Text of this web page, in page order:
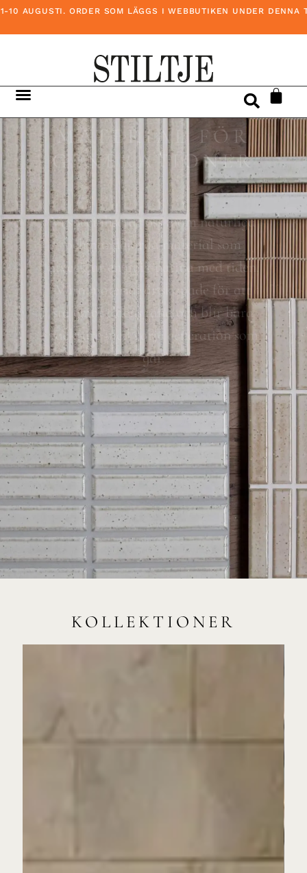
ORDER SOM LÄGGS I WEBBUTIKEN UNDER DENNA TID
MATERIAL FÖR
GENERATIONER
Vi specialiserar oss inom naturliga
och handgjorda material som
utvecklar en unik patina med tiden.
Våra material är skapade för att
stå emot tidens tand och blir bara
vackrare med varje generation som
går.
KOLLEKTIONER